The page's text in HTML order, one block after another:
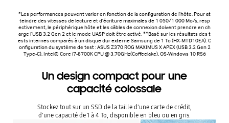
*Les performances peuvent varier en fonction de la configuration de l'hôte. Pour at
teindre des vitesses de lecture et d'écriture maximales de 1 050/1 000 Mo/s, resp
ectivement, le périphérique hôte et les câbles de connexion doivent prendre en ch
arge l'USB 3.2 Gen 2 et le mode UASP doit être activé. **Basé sur les résultats des t
ests internes comparés à un disque dur externe Samsung de 1 To (HX-MTD10EA). C
onfiguration du système de test : ASUS Z370 ROG MAXIMUS X APEX (USB 3.2 Gen 2
Type-C), Intel® Core i7-8700K CPU @ 3.70GHz(Coffeelake), OS-Windows 10 RS6
Un design compact pour une
capacité colossale
Stockez tout sur un SSD de la taille d'une carte de crédit,
d'une capacité de 1 à 4 To, disponible en bleu ou en gris.